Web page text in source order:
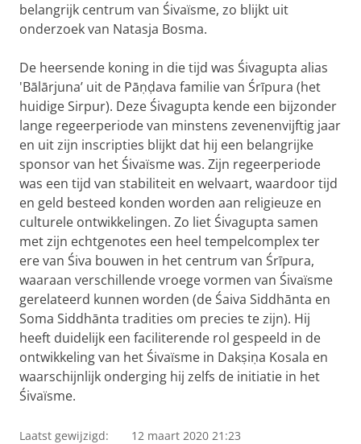
belangrijk centrum van Śivaïsme, zo blijkt uit
onderzoek van Natasja Bosma.
De heersende koning in die tijd was Śivagupta alias
'Bālārjuna’ uit de Pāṇḍava familie van Śrīpura (het
huidige Sirpur). Deze Śivagupta kende een bijzonder
lange regeerperiode van minstens zevenenvijftig jaar
en uit zijn inscripties blijkt dat hij een belangrijke
sponsor van het Śivaïsme was. Zijn regeerperiode
was een tijd van stabiliteit en welvaart, waardoor tijd
en geld besteed konden worden aan religieuze en
culturele ontwikkelingen. Zo liet Śivagupta samen
met zijn echtgenotes een heel tempelcomplex ter
ere van Śiva bouwen in het centrum van Śrīpura,
waaraan verschillende vroege vormen van Śivaïsme
gerelateerd kunnen worden (de Śaiva Siddhānta en
Soma Siddhānta tradities om precies te zijn). Hij
heeft duidelijk een faciliterende rol gespeeld in de
ontwikkeling van het Śivaïsme in Dakṣiṇa Kosala en
waarschijnlijk onderging hij zelfs de initiatie in het
Śivaïsme.
Laatst gewijzigd: 12 maart 2020 21:23